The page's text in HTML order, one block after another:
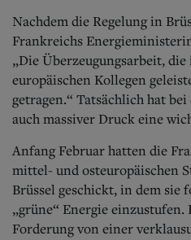
Nachdem die Regelung in
Frankreichs
„Die Überzeugungsarbeit,
europäischen Kollegen
getragen.“ Tatsächlich hat
auch massiver Druck eine
Anfang Februar hatten die
mittel- und osteuropäischen
Brüssel geschickt, in dem
„grüne“ Energie einzustufen.
Forderung von einer